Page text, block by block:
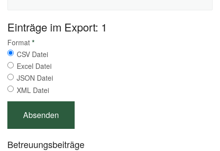
Einträge im Export: 1
Format *
CSV Datei
Excel Datei
JSON Datei
XML Datei
Betreuungsbeiträge